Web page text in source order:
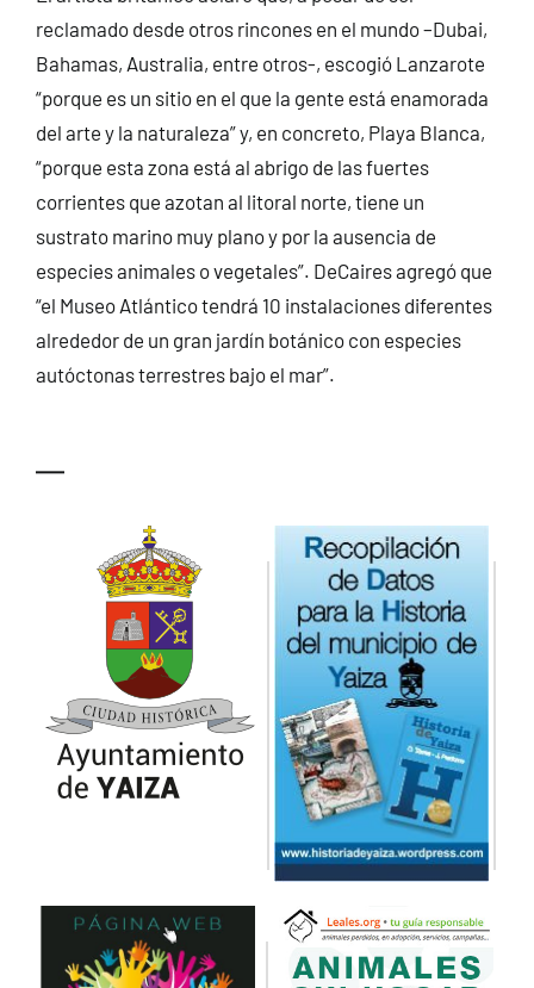
reclamado desde otros rincones en el mundo –Dubai,
Bahamas, Australia, entre otros-, escogió Lanzarote
“porque es un sitio en el que la gente está enamorada
del arte y la naturaleza” y, en concreto, Playa Blanca,
“porque esta zona está al abrigo de las fuertes
corrientes que azotan al litoral norte, tiene un
sustrato marino muy plano y por la ausencia de
especies animales o vegetales”. DeCaires agregó que
“el Museo Atlántico tendrá 10 instalaciones diferentes
alrededor de un gran jardín botánico con especies
autóctonas terrestres bajo el mar”.
—